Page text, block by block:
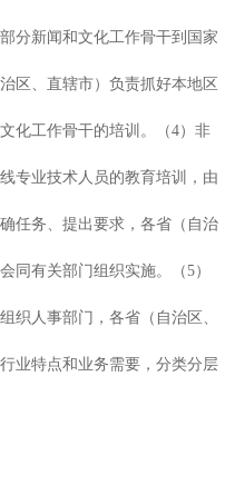
分新闻和文化工作骨干到国家
区、直辖市）负责抓好本地区
化工作骨干的培训。（4）非
专业技术人员的教育培训，由
任务、提出要求，各省（自治
同有关部门组织实施。（5）
织人事部门，各省（自治区、
业特点和业务需要，分类分层